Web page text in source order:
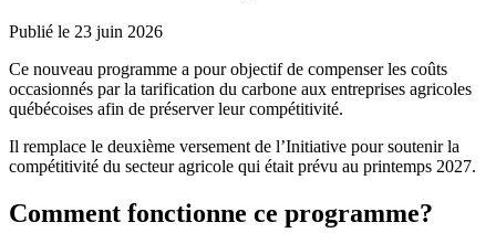
Publié le 23 juin 2026
Ce nouveau programme a pour objectif de compenser les coûts
occasionnés par la tarification du carbone aux entreprises agricoles
québécoises afin de préserver leur compétitivité.
Il remplace le deuxième versement de l’Initiative pour soutenir la
compétitivité du secteur agricole qui était prévu au printemps 2027.
Comment fonctionne ce programme?